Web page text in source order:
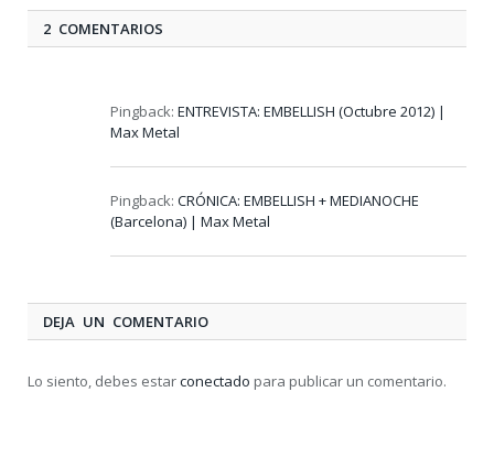
2 COMENTARIOS
Pingback: ENTREVISTA: EMBELLISH (Octubre 2012) |
Max Metal
Pingback: CRÓNICA: EMBELLISH + MEDIANOCHE
(Barcelona) | Max Metal
DEJA UN COMENTARIO
Lo siento, debes estarconectado para publicar un comentario.